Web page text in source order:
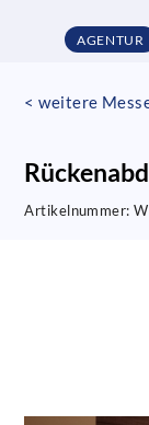
AGENTUR
< weitere
Artikelnummer: